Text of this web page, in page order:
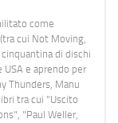
come
cui Not Moving,
di dischi
e aprendo per
Thunders, Manu
tra cui "Uscito
"Paul Weller,